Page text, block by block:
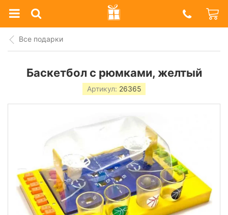
Prazdnik
Shop
Все подарки
Баскетбол с рюмками, желтый
Артикул: 26365